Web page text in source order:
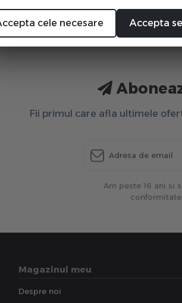
Fii primul care afla ultimele
Am peste 16 ani si
Magazinul meu
Despre noi
cele necesare Accepta